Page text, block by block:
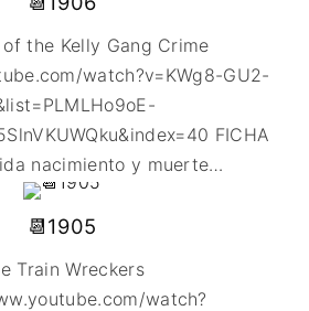
the Kelly Gang Crime
watch?v=KWg8-GU2-
FICHA
nacimiento y muerte…
📆1905
Train Wreckers
watch?